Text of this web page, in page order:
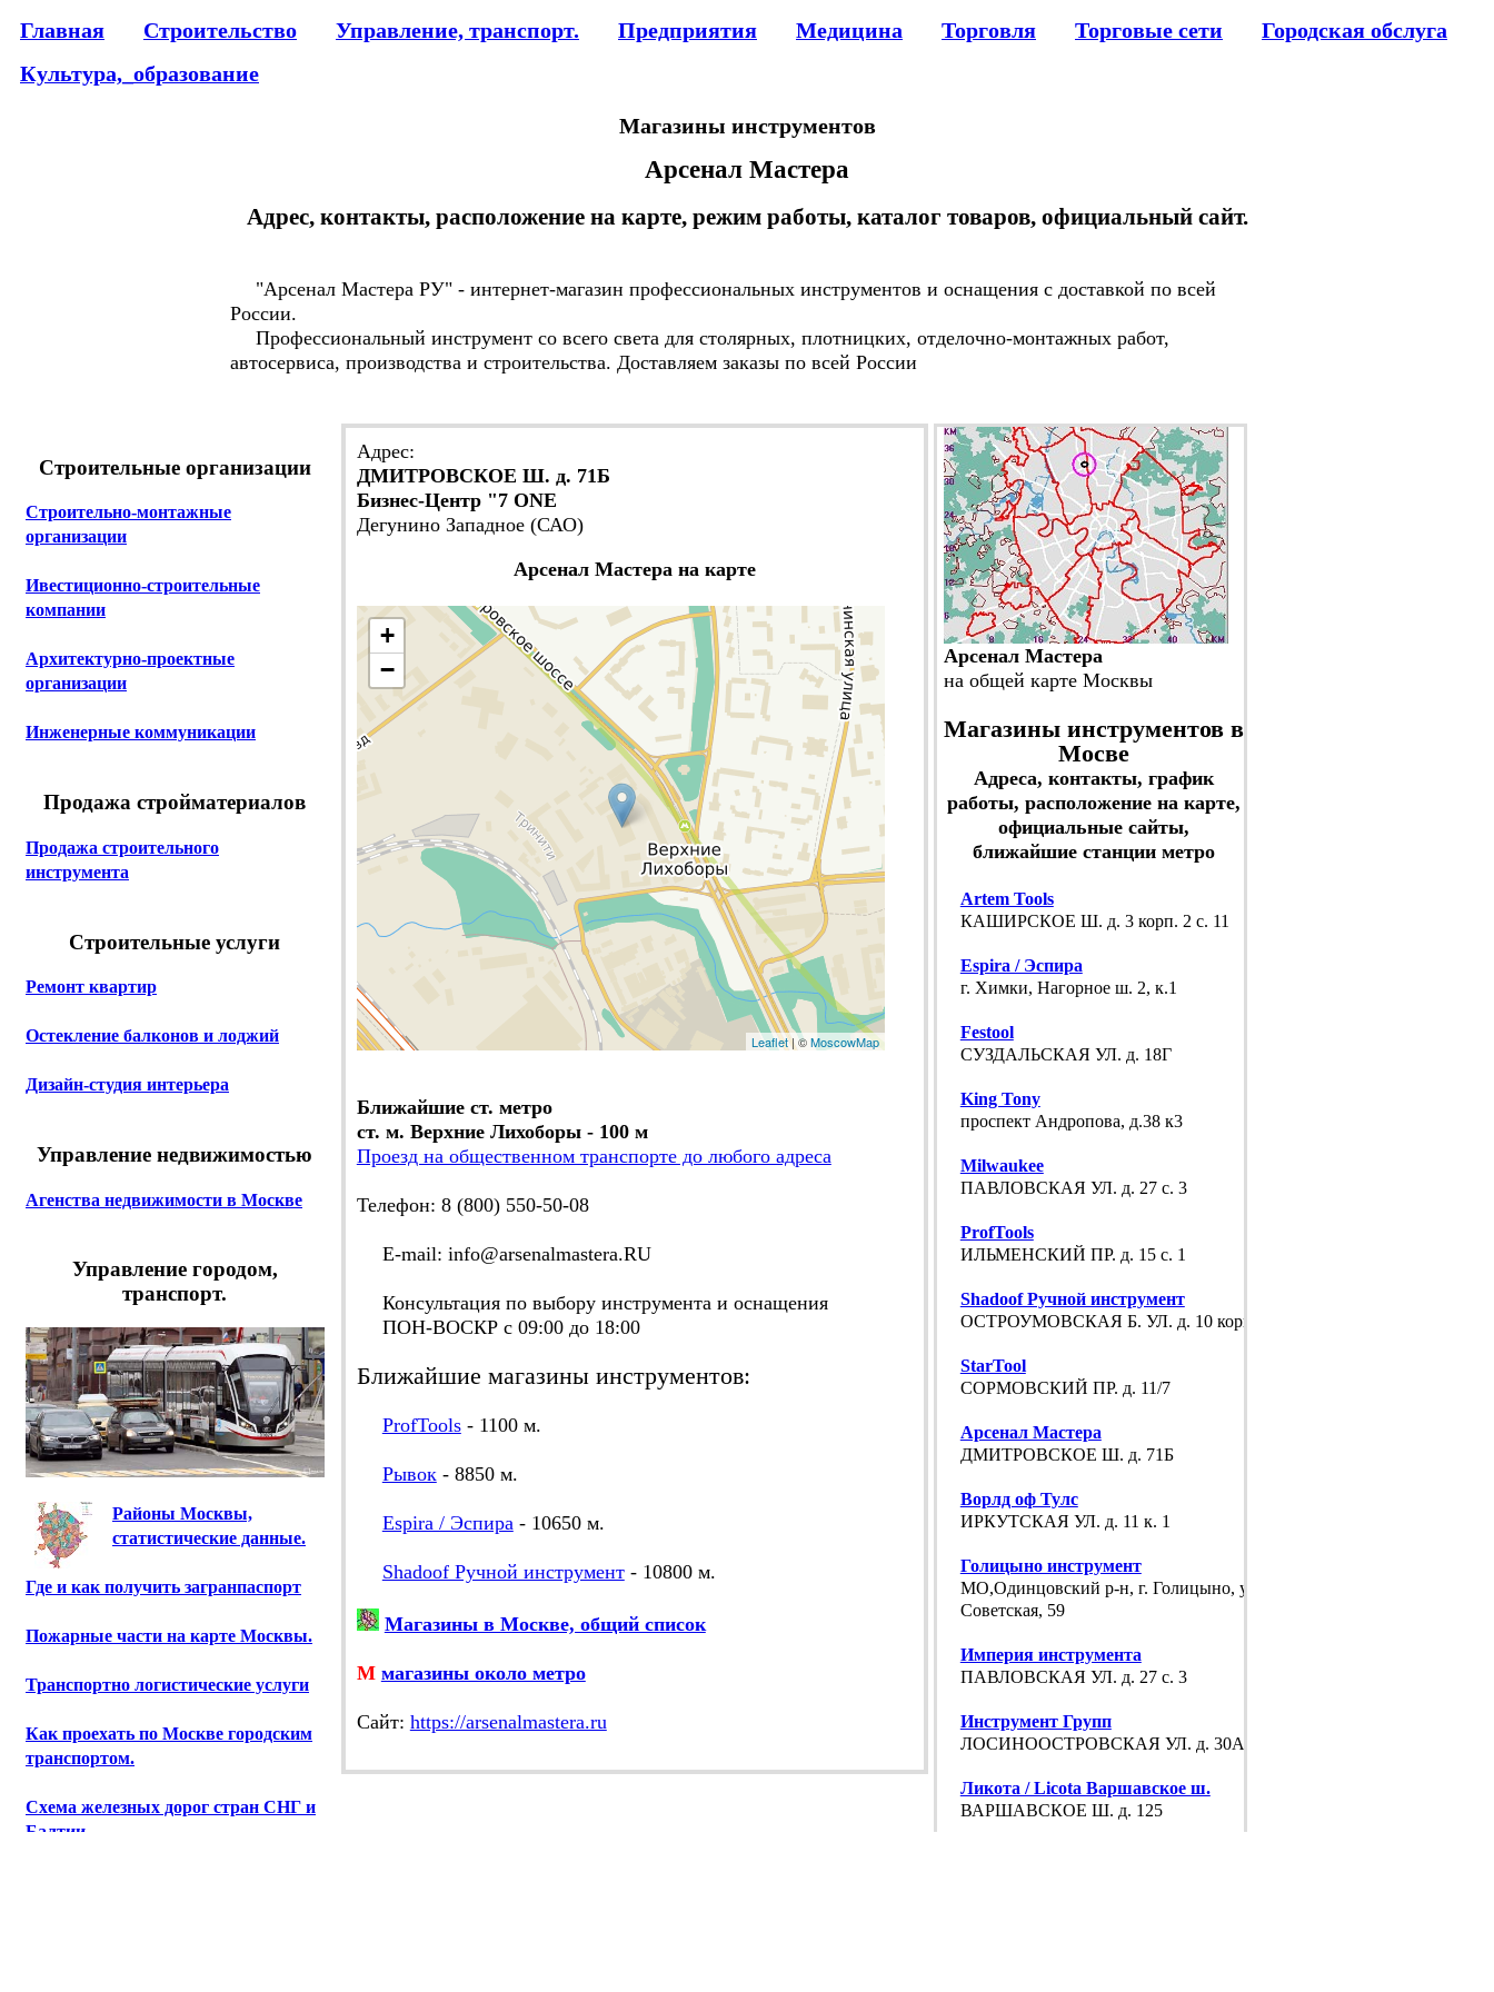
Главная Строительство Управление, транспорт. Предприятия Медицина Торговля Торговые сети
Городская обслуга
Культура,_образование
Магазины инструментов
Арсенал Мастера
Адрес, контакты, расположение на карте, режим работы, каталог товаров, официальный сайт.
"Арсенал Мастера РУ" - интернет-магазин профессиональных инструментов и оснащения с доставкой по всей
России.
Профессиональный инструмент со всего света для столярных, плотницких, отделочно-монтажных работ,
автосервиса, производства и строительства. Доставляем заказы по всей России
Строительные организации
Строительно-монтажные
организации
Ивестиционно-строительные
компании
Архитектурно-проектные
организации
Инженерные коммуникации
Продажа стройматериалов
Продажа строительного
инструмента
Строительные услуги
Ремонт квартир
Остекление балконов и лоджий
Дизайн-студия интерьера
Управление недвижимостью
Агенства недвижимости в Москве
Управление городом,
транспорт.
Районы Москвы,
статистические данные.
Где и как получить загранпаспорт
Пожарные части на карте Москвы.
Транспортно логистические услуги
Как проехать по Москве городским
транспортом.
Схема железных дорог стран СНГ и
Балтии.
Адрес:
ДМИТРОВСКОЕ Ш. д. 71Б
Бизнес-Центр "7 ONE
Дегунино Западное (САО)
Арсенал Мастера на карте
+
−
Leaflet| ©MoscowMap
Ближайшие ст. метро
ст. м. Верхние Лихоборы - 100 м
Проезд на общественном транспорте до любого адреса
Телефон: 8 (800) 550-50-08
E-mail: info@arsenalmastera.RU
Консультация по выбору инструмента и оснащения
ПОН-ВОСКР с 09:00 до 18:00
Ближайшие магазины инструментов:
ProfTools- 1100 м.
Рывок- 8850 м.
Espira / Эспира - 10650 м.
Shadoof Ручной инструмент- 10800 м.
Магазины в Москве, общий список
М магазины около метро
Cайт: https://arsenalmastera.ru
Арсенал Мастера
на общей карте Москвы
Магазины инструментов в
Мосве
Адреса, контакты, график
работы, расположение на карте,
официальные сайты,
ближайшие станции метро
Artem Tools
КАШИРСКОЕ Ш. д. 3 корп. 2 с. 11
Espira / Эспира
г. Химки, Нагорное ш. 2, к.1
Festool
СУЗДАЛЬСКАЯ УЛ. д. 18Г
King Tony
проспект Андропова, д.38 к3
Milwaukee
ПАВЛОВСКАЯ УЛ. д. 27 с. 3
ProfTools
ИЛЬМЕНСКИЙ ПР. д. 15 с. 1
Shadoof Ручной инструмент
ОСТРОУМОВСКАЯ Б. УЛ. д. 10 корп. 3
StarTool
СОРМОВСКИЙ ПР. д. 11/7
Арсенал Мастера
ДМИТРОВСКОЕ Ш. д. 71Б
Ворлд оф Тулс
ИРКУТСКАЯ УЛ. д. 11 к. 1
Голицыно инструмент
МО,Одинцовский р-н, г. Голицыно, ул.
Советская, 59
Империя инструмента
ПАВЛОВСКАЯ УЛ. д. 27 с. 3
Инструмент Групп
ЛОСИНООСТРОВСКАЯ УЛ. д. 30А с. 15
Ликота / Licota Варшавское ш.
ВАРШАВСКОЕ Ш. д. 125